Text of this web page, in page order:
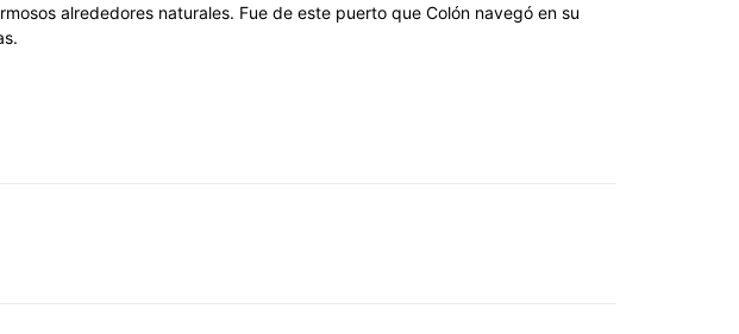
alrededores naturales. Fue de este puerto que Colón navegó en su